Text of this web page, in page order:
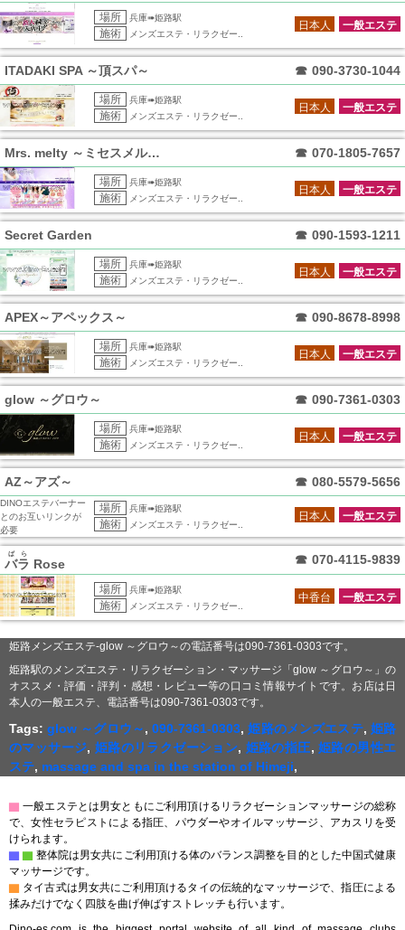
場所 兵庫➠姫路駅
施術 メンズエステ・リラクゼー..
一般エステ
日本人
ITADAKI SPA ～頂スパ～ ☎ 090-3730-1044
場所 兵庫➠姫路駅
施術 メンズエステ・リラクゼー..
一般エステ
日本人
Mrs. melty ～ミセスメルティー ☎ 070-1805-7657
場所 兵庫➠姫路駅
施術 メンズエステ・リラクゼー..
一般エステ
日本人
Secret Garden ☎ 090-1593-1211
場所 兵庫➠姫路駅
施術 メンズエステ・リラクゼー..
一般エステ
日本人
APEX～アペックス～ ☎ 090-8678-8998
場所 兵庫➠姫路駅
施術 メンズエステ・リラクゼー..
一般エステ
日本人
glow ～グロウ～ ☎ 090-7361-0303
場所 兵庫➠姫路駅
施術 メンズエステ・リラクゼー..
一般エステ
日本人
AZ～アズ～ ☎ 080-5579-5656
DINOエステバーナー
とのお互いリンクが
必要
場所 兵庫➠姫路駅
施術 メンズエステ・リラクゼー..
一般エステ
日本人
バラ
ばら
Rose ☎ 070-4115-9839
場所 兵庫➠姫路駅
施術 メンズエステ・リラクゼー..
一般エステ
中香台
姫路メンズエステ-glow ～グロウ～の電話番号は090-7361-0303です。
姫路駅のメンズエステ・リラクゼーション・マッサージ「glow ～グロウ～」の
オススメ・評価・評判・感想・レビュー等の口コミ情報サイトです。お店は日
本人の一般エステ、電話番号は090-7361-0303です。
Tags:glow ～グロウ～,090-7361-0303,姫路のメンズエステ, 姫路
のマッサージ, 姫路のリラクゼーション, 姫路の指圧,姫路の男性エ
ステ, massage and spa in the station of Himeji,
▇ 一般エステとは男女ともにご利用頂けるリラクゼーションマッサージの総称
で、女性セラピストによる指圧、パウダーやオイルマッサージ、アカスリを受
けられます。
▇ ▇ 整体院は男女共にご利用頂ける体のバランス調整を目的とした中国式健康
マッサージです。
▇ タイ古式は男女共にご利用頂けるタイの伝統的なマッサージで、指圧による
揉みだけでなく四肢を曲げ伸ばすストレッチも行います。